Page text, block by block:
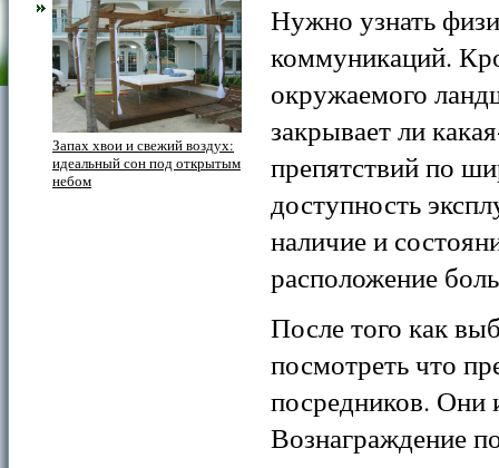
Запах хвои и свежий воздух:
идеальный сон под открытым
небом
Нужно узнать
коммуникаций.
окружаемого
закрывает ли
препятствий по
доступность
наличие и
расположение
После того как
посмотреть что
посредников. Они
Вознаграждение